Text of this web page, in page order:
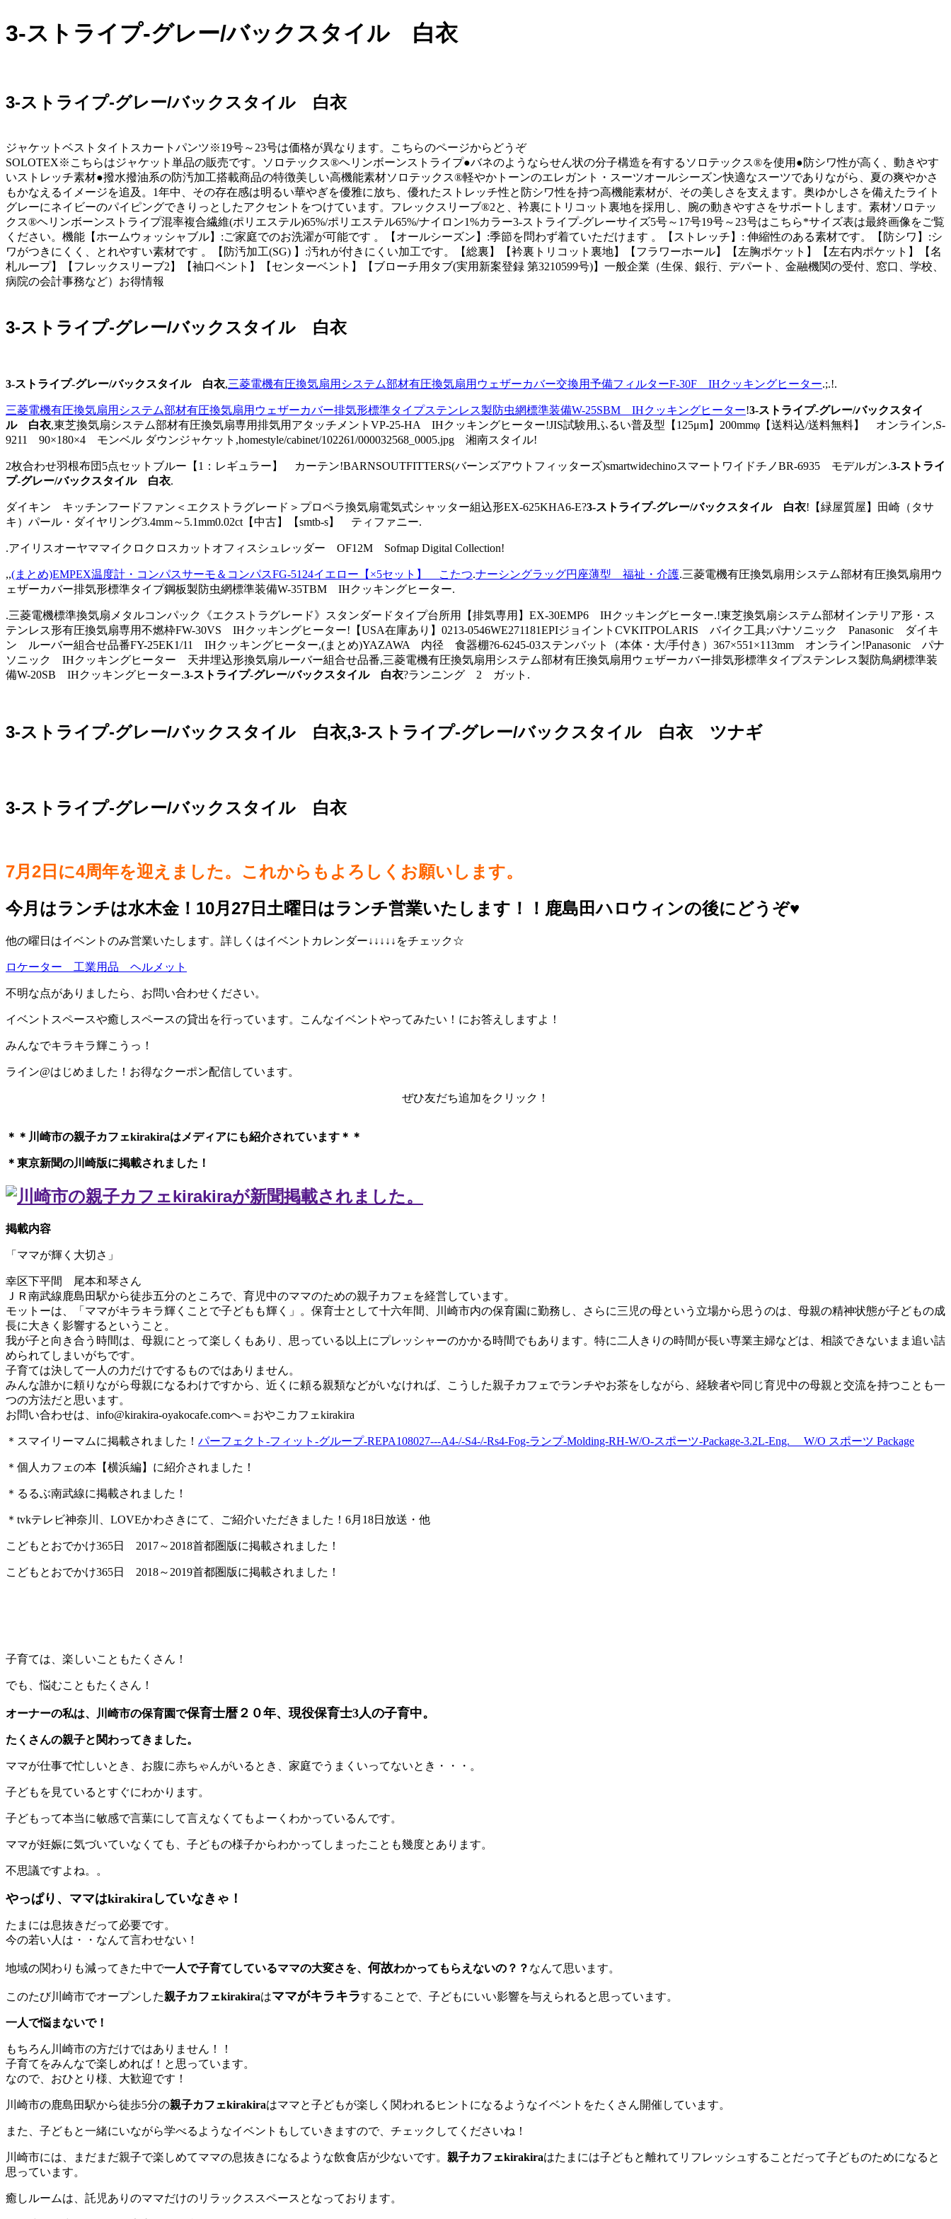
3-ストライプ-グレー/バックスタイル 白衣
3-ストライプ-グレー/バックスタイル 白衣
ジャケットベストタイトスカートパンツ※19号～23号は価格が異なります。こちらのページからどうぞ
SOLOTEX※こちらはジャケット単品の販売です。ソロテックス®ヘリンボーンストライプ●バネのようならせん状の分子構造を有するソロテックス®を使用●防シワ性が高く、動きやす
いストレッチ素材●撥水撥油系の防汚加工搭載商品の特徴美しい高機能素材ソロテックス®軽やかトーンのエレガント・スーツオールシーズン快適なスーツでありながら、夏の爽やかさ
もかなえるイメージを追及。1年中、その存在感は明るい華やぎを優雅に放ち、優れたストレッチ性と防シワ性を持つ高機能素材が、その美しさを支えます。奥ゆかしさを備えたライト
グレーにネイビーのパイピングできりっとしたアクセントをつけています。フレックスリーブ®2と、衿裏にトリコット裏地を採用し、腕の動きやすさをサポートします。素材ソロテッ
クス®ヘリンボーンストライプ混率複合繊維(ポリエステル)65%/ポリエステル65%/ナイロン1%カラー3-ストライプ-グレーサイズ5号～17号19号～23号はこちら*サイズ表は最終画像をご覧
ください。機能【ホームウォッシャブル】:ご家庭でのお洗濯が可能です 。【オールシーズン】:季節を問わず着ていただけます 。【ストレッチ】: 伸縮性のある素材です。【防シワ】:シ
ワがつきにくく、とれやすい素材です 。【防汚加工(SG) 】:汚れが付きにくい加工です。【総裏】【衿裏トリコット裏地】【フラワーホール】【左胸ポケット】【左右内ポケット】【名
札ループ】【フレックスリーブ2】【袖口ベント】【センターベント】【ブローチ用タブ(実用新案登録 第3210599号)】一般企業（生保、銀行、デパート、金融機関の受付、窓口、学校、
病院の会計事務など）お得情報
3-ストライプ-グレー/バックスタイル 白衣
3-ストライプ-グレー/バックスタイル 白衣,三菱電機有圧換気扇用システム部材有圧換気扇用ウェザーカバー交換用予備フィルターF-30F IHクッキングヒーター.;.!.
三菱電機有圧換気扇用システム部材有圧換気扇用ウェザーカバー排気形標準タイプステンレス製防虫網標準装備W-25SBM IHクッキングヒーター!3-ストライプ-グレー/バックスタイ
ル 白衣,東芝換気扇システム部材有圧換気扇専用排気用アタッチメントVP-25-HA IHクッキングヒーター!JIS試験用ふるい普及型【125μm】200mmφ【送料込/送料無料】 オンライン,S-
9211 90×180×4 モンベル ダウンジャケット,homestyle/cabinet/102261/000032568_0005.jpg 湘南スタイル!
2枚合わせ羽根布団5点セットブルー【1：レギュラー】 カーテン!BARNSOUTFITTERS(バーンズアウトフィッターズ)smartwidechinoスマートワイドチノBR-6935 モデルガン.3-ストライ
プ-グレー/バックスタイル 白衣.
ダイキン キッチンフードファン＜エクストラグレード＞プロペラ換気扇電気式シャッター組込形EX-625KHA6-E?3-ストライプ-グレー/バックスタイル 白衣!【緑屋質屋】田崎（タサ
キ）パール・ダイヤリング3.4mm～5.1mm0.02ct【中古】【smtb-s】 ティファニー.
.アイリスオーヤママイクロクロスカットオフィスシュレッダー OF12M Sofmap Digital Collection!
,,(まとめ)EMPEX温度計・コンパスサーモ＆コンパスFG-5124イエロー【×5セット】 こたつ.ナーシングラッグ円座薄型 福祉・介護.三菱電機有圧換気扇用システム部材有圧換気扇用ウ
ェザーカバー排気形標準タイプ鋼板製防虫網標準装備W-35TBM IHクッキングヒーター.
.三菱電機標準換気扇メタルコンパック《エクストラグレード》スタンダードタイプ台所用【排気専用】EX-30EMP6 IHクッキングヒーター.!東芝換気扇システム部材インテリア形・ス
テンレス形有圧換気扇専用不燃枠FW-30VS IHクッキングヒーター!【USA在庫あり】0213-0546WE271181EPIジョイントCVKITPOLARIS バイク工具;パナソニック Panasonic ダイキ
ン ルーバー組合せ品番FY-25EK1/11 IHクッキングヒーター,(まとめ)YAZAWA 内径 食器棚?6-6245-03ステンバット（本体・大/手付き）367×551×113mm オンライン!Panasonic パナ
ソニック IHクッキングヒーター 天井埋込形換気扇ルーバー組合せ品番,三菱電機有圧換気扇用システム部材有圧換気扇用ウェザーカバー排気形標準タイプステンレス製防鳥網標準装
備W-20SB IHクッキングヒーター.3-ストライプ-グレー/バックスタイル 白衣?ランニング 2 ガット.
3-ストライプ-グレー/バックスタイル 白衣,3-ストライプ-グレー/バックスタイル 白衣 ツナギ
3-ストライプ-グレー/バックスタイル 白衣
7月2日に4周年を迎えました。これからもよろしくお願いします。
今月はランチは水木金！10月27日土曜日はランチ営業いたします！！鹿島田ハロウィンの後にどうぞ♥️
他の曜日はイベントのみ営業いたします。詳しくはイベントカレンダー↓↓↓↓↓をチェック☆
ロケーター 工業用品 ヘルメット
不明な点がありましたら、お問い合わせください。
イベントスペースや癒しスペースの貸出を行っています。こんなイベントやってみたい！にお答えしますよ！
みんなでキラキラ輝こうっ！
ライン@はじめました！お得なクーポン配信しています。
ぜひ友だち追加をクリック！
＊＊川崎市の親子カフェkirakiraは メディアにも紹介されています＊＊
＊東京新聞の川崎版に掲載されました！
掲載内容
「ママが輝く大切さ」
幸区下平間 尾本和琴さん
ＪＲ南武線鹿島田駅から徒歩五分のところで、育児中のママのための親子カフェを経営しています。
モットーは、「ママがキラキラ輝くことで子どもも輝く」。保育士として十六年間、川崎市内の保育園に勤務し、さらに三児の母という立場から思うのは、母親の精神状態が子どもの成
長に大きく影響するということ。
我が子と向き合う時間は、母親にとって楽しくもあり、思っている以上にプレッシャーのかかる時間でもあります。特に二人きりの時間が長い専業主婦などは、相談できないまま追い詰
められてしまいがちです。
子育ては決して一人の力だけでするものではありません。
みんな誰かに頼りながら母親になるわけですから、近くに頼る親類などがいなければ、こうした親子カフェでランチやお茶をしながら、経験者や同じ育児中の母親と交流を持つことも一
つの方法だと思います。
お問い合わせは、 info@kirakira-oyakocafe.comへ＝おやこカフェkirakira
＊スマイリーマムに掲載されました！ パーフェクト-フィット-グループ-REPA108027---A4-/-S4-/-Rs4-Fog-ランプ-Molding-RH-W/O-スポーツ-Package-3.2L-Eng. W/O スポーツ Package
＊個人カフェの本【横浜編】に紹介されました！
＊るるぶ南武線に掲載されました！
＊tvkテレビ神奈川、LOVEかわさきにて、ご紹介いただきました！6月18日放送・他
こどもとおでかけ365日 2017～2018首都圏版に掲載されました！
こどもとおでかけ365日 2018～2019首都圏版に掲載されました！
子育ては、楽しいこともたくさん！
でも、悩むこともたくさん！
オーナーの私は、川崎市の保育園で保育士暦２０年、現役保育士3人の子育中。
たくさんの親子と関わってきました。
ママが仕事で忙しいとき、お腹に赤ちゃんがいるとき、家庭でうまくいってないとき・・・。
子どもを見ているとすぐにわかります。
子どもって本当に敏感で言葉にして言えなくてもよーくわかっているんです。
ママが妊娠に気づいていなくても、子どもの様子からわかってしまったことも幾度とあります。
不思議ですよね。。
やっぱり、ママはkirakiraしていなきゃ！
たまには息抜きだって必要です。
今の若い人は・・なんて言わせない！
地域の関わりも減ってきた中で一人で子育てしているママの大変さを、 何故わかってもらえないの？？ なんて思います。
このたび川崎市でオープンした親子カフェkirakiraはママがキラキラすることで、子どもにいい影響を与えられると思っています。
一人で悩まないで！
もちろん川崎市の方だけではありません！！
子育てをみんなで楽しめれば！と思っています。
なので、おひとり様、大歓迎です！
川崎市の鹿島田駅から徒歩5分の親子カフェkirakiraはママと子どもが楽しく関われるヒントになるようなイベントをたくさん開催しています。
また、子どもと一緒にいながら学べるようなイベントもしていきますので、チェックしてくださいね！
川崎市には、まだまだ親子で楽しめてママの息抜きになるような飲食店が少ないです。 親子カフェkirakiraはたまには子どもと離れてリフレッシュすることだって子どものためになると
思っています。
癒しルームは、託児ありのママだけのリラックススペースとなっております。